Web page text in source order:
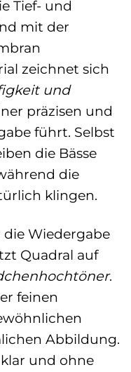
Tief- und
mit der
zeichnet sich
und
präzisen und
führt. Selbst
die Bässe
die
klingen.
die Wiedergabe
Quadral auf
.
feinen
Abbildung.
und ohne